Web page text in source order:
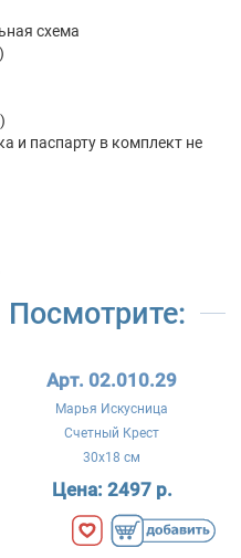
схема
и паспарту в комплект не
Арт. 02.010.29
Марья Искусница
Счетный Крест
30x18 см
Цена: 2497 р.